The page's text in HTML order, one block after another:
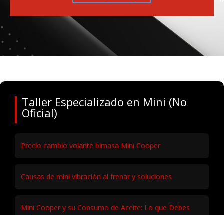
Taller Especializado en Mini (No
Oficial)
Precio cambio volante bimasa Mini Cooper
Causas de mini vibración al frenar y soluciones
Mini Cooper y su Consumo de Aceite: Lo que Debes